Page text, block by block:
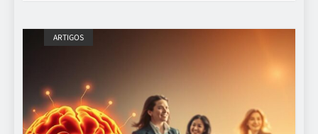
ARTIGOS